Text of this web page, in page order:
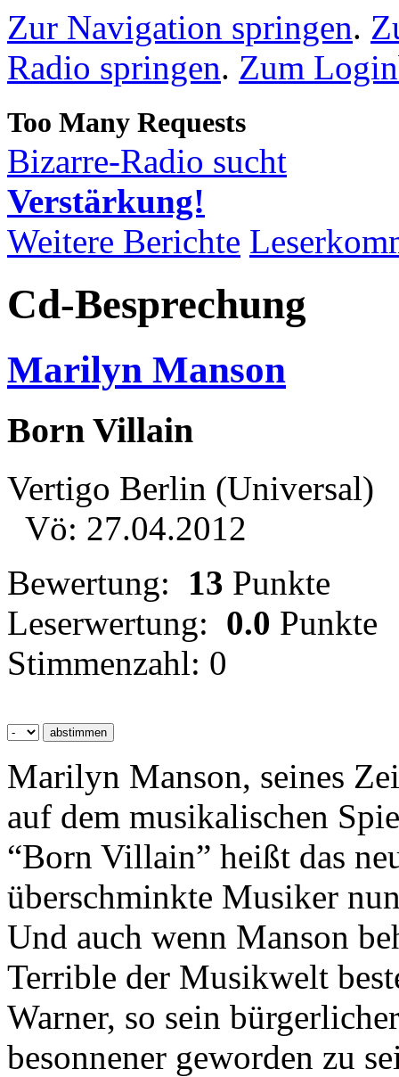
Zur Navigation springen.
Radio springen. Zum
Bizarre-Radio sucht
Verstärkung!
Weitere Berichte
Cd-Besprechung
Marilyn Manson
Born Villain
Vertigo Berlin (Universal)
Vö: 27.04.2012
Bewertung: 13 Punkte
Leserwertung: 0.0 Punkte
Stimmenzahl: 0
Marilyn Manson, seines
auf dem musikalischen
“Born Villain” heißt das
überschminkte Musiker
Und auch wenn Manson
Terrible der Musikwelt
Warner, so sein
besonnener geworden zu